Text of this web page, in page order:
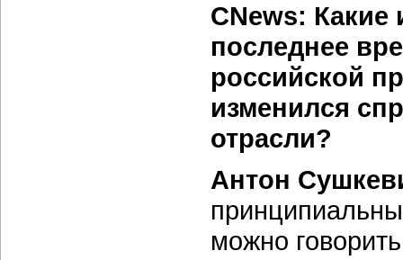
CNews: Какие
последнее
российской
изменился
отрасли?
Антон
можно